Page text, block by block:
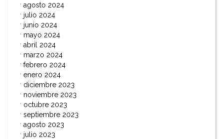
agosto 2024
julio 2024
junio 2024
mayo 2024
abril 2024
marzo 2024
febrero 2024
enero 2024
diciembre 2023
noviembre 2023
octubre 2023
septiembre 2023
agosto 2023
julio 2023